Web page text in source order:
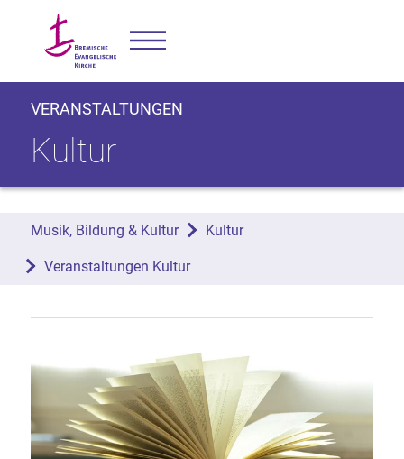
VERANSTALTUNGEN
Kultur
Musik, Bildung & Kultur Kultur
Veranstaltungen Kultur